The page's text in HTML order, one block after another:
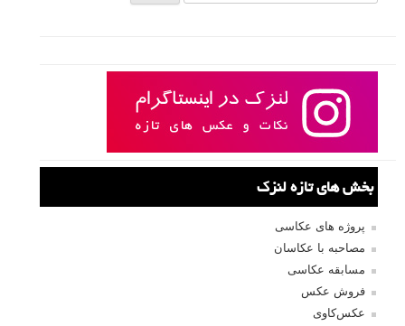
بخش های تازه لنزک
پروژه های عکاسی
مصاحبه با عکاسان
مسابقه عکاسی
فروش عکس
عکس‌کاوی